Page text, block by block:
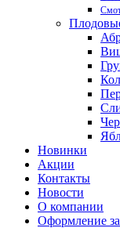
Новинки
Акции
Контакты
Новости
О компании
Оформление